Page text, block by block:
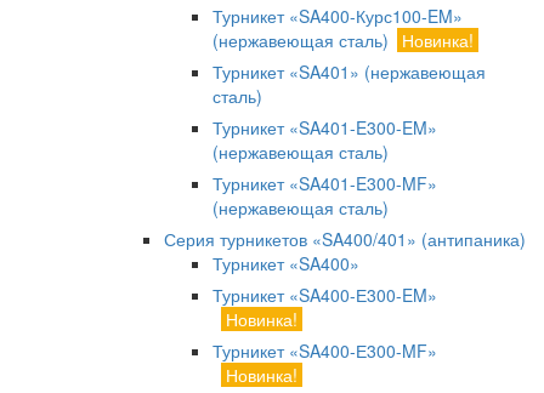
Турникет «SA400-Курс100-EM»
(нержавеющая сталь)
Новинка!
Турникет «SA401» (нержавеющая
сталь)
Турникет «SA401-E300-EM»
(нержавеющая сталь)
Турникет «SA401-E300-MF»
(нержавеющая сталь)
Серия турникетов «SA400/401» (антипаника)
Турникет «SA400»
Турникет «SA400-Е300-EM»
Новинка!
Турникет «SA400-Е300-MF»
Новинка!